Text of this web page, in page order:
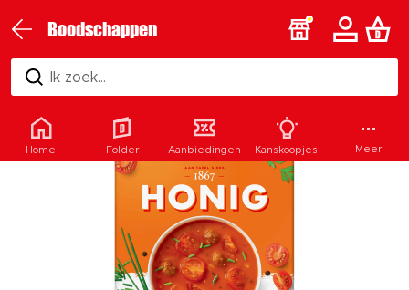
Boodschappen
Ik zoek...
Home Folder Aanbiedingen Kanskoopjes Meer